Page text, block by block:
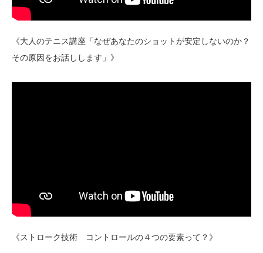
《大人のテニス講座「なぜあなたのショットが安定しないのか？
その原因をお話しします」》
《ストローク技術 コントロールの４つの要素って？》